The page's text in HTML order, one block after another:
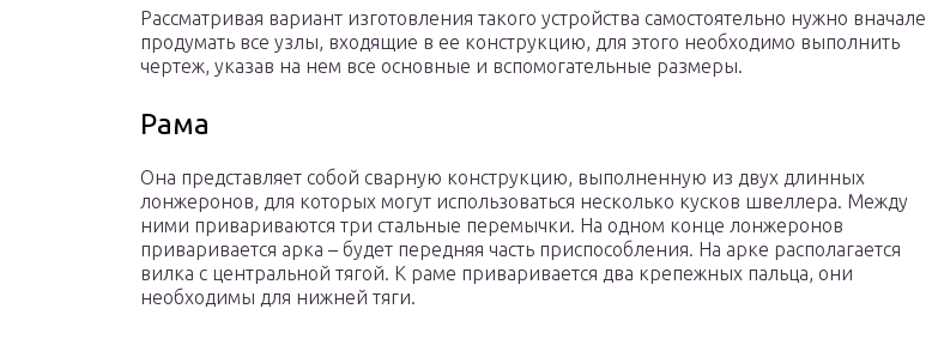
Рассматривая вариант изготовления такого устройства самостоятельно нужно вначале
продумать все узлы, входящие в ее конструкцию, для этого необходимо выполнить
чертеж, указав на нем все основные и вспомогательные размеры.
Рама
Она представляет собой сварную конструкцию, выполненную из двух длинных
лонжеронов, для которых могут использоваться несколько кусков швеллера. Между
ними привариваются три стальные перемычки. На одном конце лонжеронов
приваривается арка – будет передняя часть приспособления. На арке располагается
вилка с центральной тягой. К раме приваривается два крепежных пальца, они
необходимы для нижней тяги.